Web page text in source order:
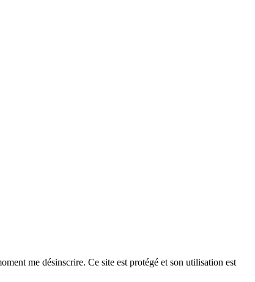
me désinscrire. Ce site est protégé et son utilisation est